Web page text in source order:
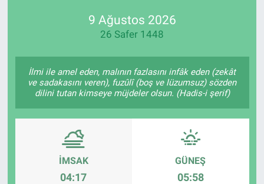
9 Ağustos 2026
26 Safer 1448
İlmi ile amel eden, malının fazlasını infâk eden (zekât
ve sadakasını veren), fuzûlî (boş ve lüzumsuz) sözden
dilini tutan kimseye müjdeler olsun. (Hadis-i şerif)
İMSAK
04:17
GÜNEŞ
05:58
Gündem
Eğitim
Ekonomi
Tüm Manşetler
Haber Arşivi